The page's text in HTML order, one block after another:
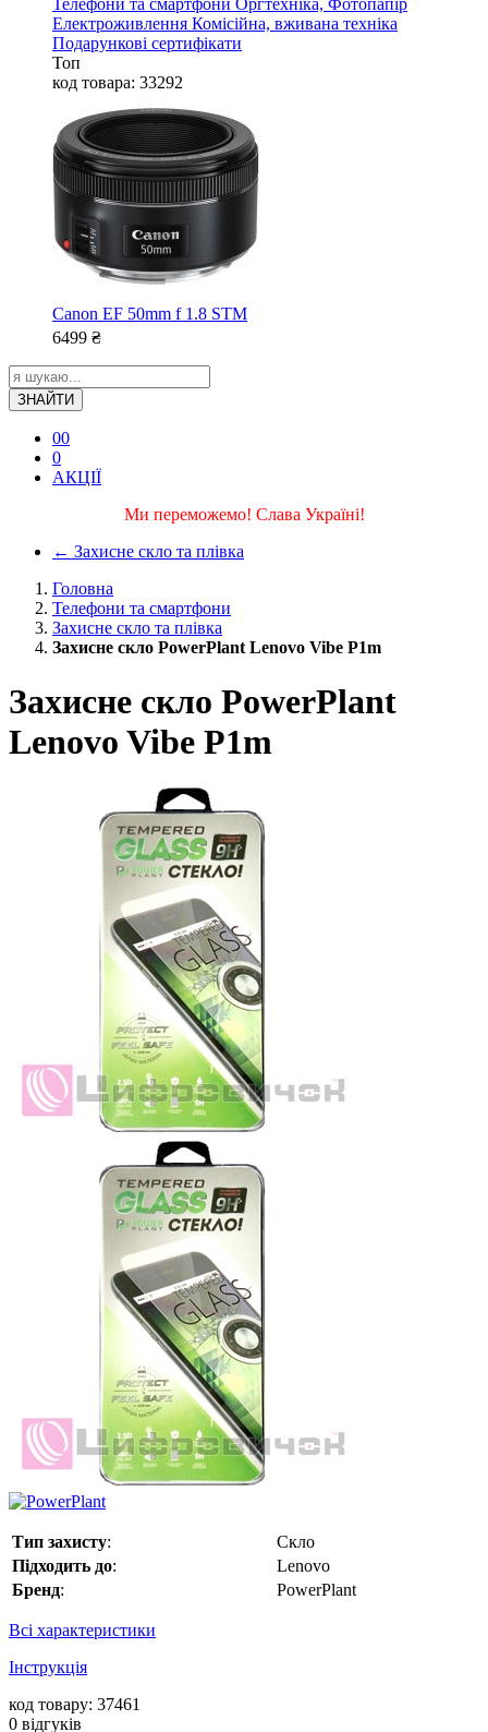
Телефони та смартфони Оргтехніка, Фотопапір
Електроживлення Комісійна, вживана техніка
Подарункові сертифікати
Топ
код товара: 33292
Canon EF 50mm f 1.8 STM
6499 ₴
ЗНАЙТИ
00
0
АКЦІЇ
Ми переможемо! Слава Україні!
← Захисне скло та плівка
Головна
Телефони та смартфони
Захисне скло та плівка
Захисне скло PowerPlant Lenovo Vibe P1m
Захисне скло PowerPlant
Lenovo Vibe P1m
Тип захисту:
Скло
Підходить до:
Lenovo
Бренд: PowerPlant
Всі характеристики
Інструкція
код товару: 37461
0 відгуків